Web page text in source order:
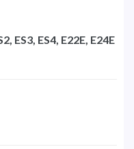
ES3, ES4, E22E, E24E